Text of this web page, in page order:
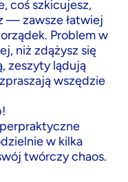
coś szkicujesz,
— zawsze łatwiej
Problem w
niż zdążysz się
zeszyty lądują
wszędzie
w kilka
twórczy chaos.